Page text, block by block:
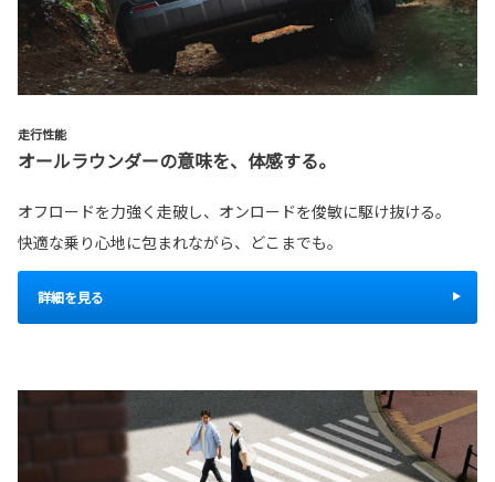
走行性能
オールラウンダーの意味を、体感する。
オフロードを力強く走破し、オンロードを俊敏に駆け抜ける。
快適な乗り心地に包まれながら、どこまでも。
詳細を見る